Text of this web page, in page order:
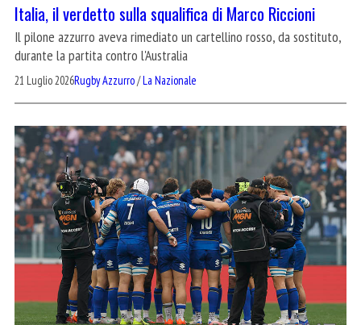
Italia, il verdetto sulla squalifica di Marco Riccioni
Il pilone azzurro aveva rimediato un cartellino rosso, da sostituto,
durante la partita contro l'Australia
21 Luglio 2026Rugby Azzurro/La Nazionale